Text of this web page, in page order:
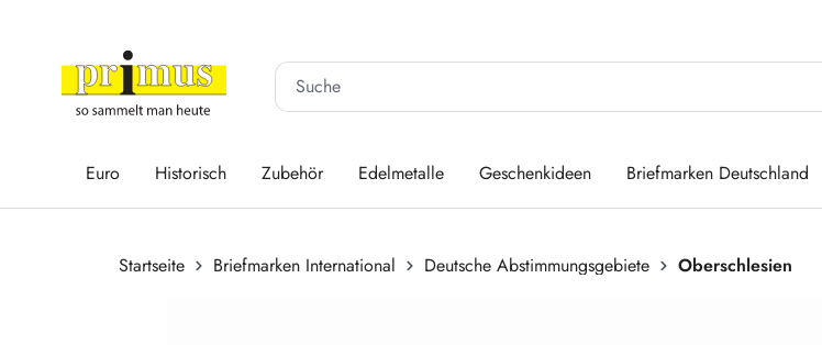
Euro Historisch Zubehör Edelmetalle Geschenkideen Briefmarken Deutschland
Startseite Briefmarken International Deutsche Abstimmungsgebiete
Oberschlesien